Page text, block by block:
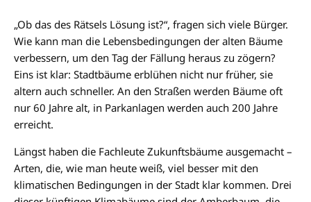
„Ob das des Rätsels Lösung ist?“, fragen sich viele Bürger.
Wie kann man die Lebensbedingungen der alten Bäume
verbessern, um den Tag der Fällung heraus zu zögern?
Eins ist klar: Stadtbäume erblühen nicht nur früher, sie
altern auch schneller. An den Straßen werden Bäume oft
nur 60 Jahre alt, in Parkanlagen werden auch 200 Jahre
erreicht.
Längst haben die Fachleute Zukunftsbäume ausgemacht –
Arten, die, wie man heute weiß, viel besser mit den
klimatischen Bedingungen in der Stadt klar kommen. Drei